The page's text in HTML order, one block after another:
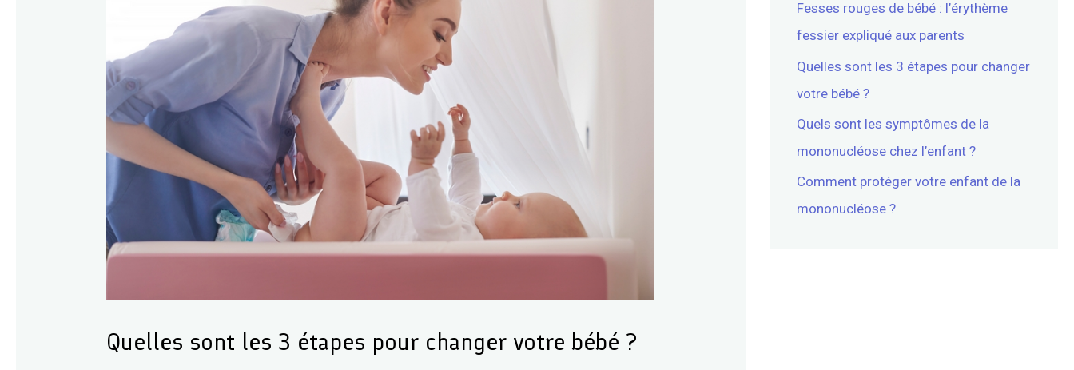
Quelles sont les 3 étapes pour changer votre bébé ?
Fesses rouges de bébé : l’érythème
fessier expliqué aux parents
Quelles sont les 3 étapes pour changer
votre bébé ?
Quels sont les symptômes de la
mononucléose chez l’enfant ?
Comment protéger votre enfant de la
mononucléose ?